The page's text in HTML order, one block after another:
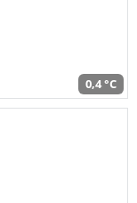
0,4 °C